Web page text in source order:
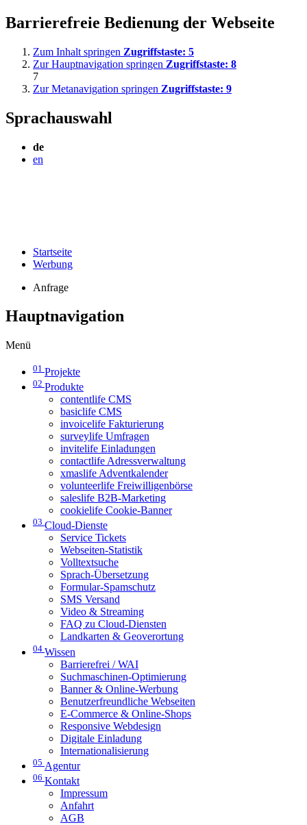
Barrierefreie Bedienung der Webseite
Zum Inhalt springen Zugriffstaste: 5
Zur Hauptnavigation springen Zugriffstaste: 8
7
Zur Metanavigation springen Zugriffstaste: 9
Sprachauswahl
de
en
Startseite
Werbung
Anfrage
Hauptnavigation
Menü
01 Projekte
02 Produkte
contentlife CMS
basiclife CMS
invoicelife Fakturierung
surveylife Umfragen
invitelife Einladungen
contactlife Adressverwaltung
xmaslife Adventkalender
volunteerlife Freiwilligenbörse
saleslife B2B-Marketing
cookielife Cookie-Banner
03 Cloud-Dienste
Service Tickets
Webseiten-Statistik
Volltextsuche
Sprach-Übersetzung
Formular-Spamschutz
SMS Versand
Video & Streaming
FAQ zu Cloud-Diensten
Landkarten & Geoverortung
04 Wissen
Barrierefrei / WAI
Suchmaschinen-Optimierung
Banner & Online-Werbung
Benutzerfreundliche Webseiten
E-Commerce & Online-Shops
Responsive Webdesign
Digitale Einladung
Internationalisierung
05 Agentur
06 Kontakt
Impressum
Anfahrt
AGB